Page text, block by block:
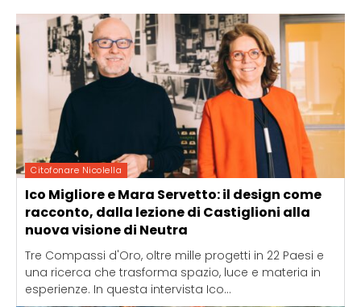
Citofonare Nicolella
Ico Migliore e Mara Servetto: il design come
racconto, dalla lezione di Castiglioni alla
nuova visione di Neutra
Tre Compassi d'Oro, oltre mille progetti in 22 Paesi e
una ricerca che trasforma spazio, luce e materia in
esperienze. In questa intervista Ico...